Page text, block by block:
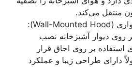
منتقل می‌کند.
هود اخوان دیواری (Wall-Mounted Hood):
روی دیوار آشپزخانه نصب
بر روی اجاق قرار
دارای طراحی زیبا و عملکرد